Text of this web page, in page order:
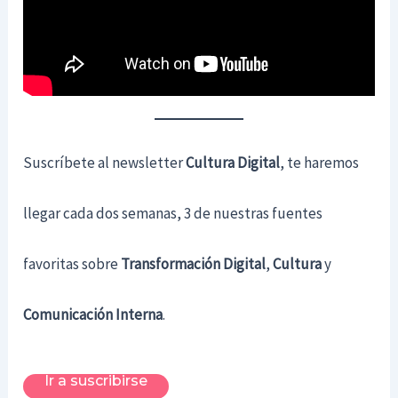
Suscríbete al newsletterCultura Digital, te haremos
llegar cada dos semanas, 3 de nuestras fuentes
favoritas sobreTransformación Digital,Culturay
Comunicación Interna.
Ir a suscribirse